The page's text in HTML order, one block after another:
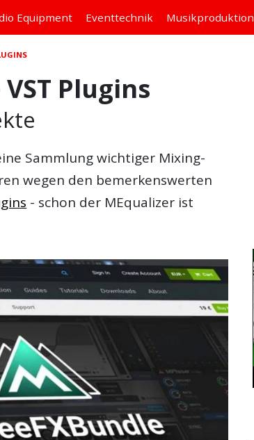
Equipment Eventtechnik Musikproduktion
Plugins
Sammlung wichtiger Mixing-
wegen den bemerkenswerten
- schon der MEqualizer ist